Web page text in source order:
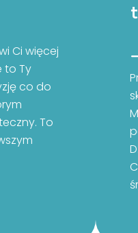
Ci więcej
to Ty
co do
To